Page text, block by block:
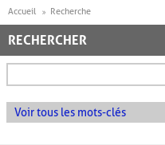
Accueil Recherche
RECHERCHER
Voir tous les mots-clés